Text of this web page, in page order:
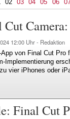
02 03 04 05 06
Cut
12:00 Uhr - Redaktion
App von Final Cut
Implementierung
vier iPhones oder
Final Cut